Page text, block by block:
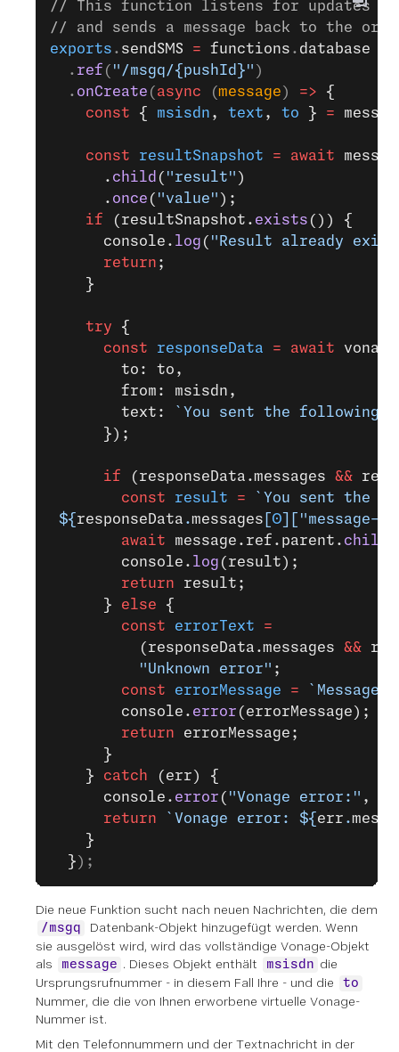
// This function listens for updates to
// and sends a message back to the
exports . sendSMS = functions . database
  .
ref ( "/msgq/{pushId}" )
  .
onCreate ( async (message ) => {
    const
{ msisdn , text , to } =
    const
resultSnapshot = await
      .
child ( "result" )
      .
once ( "value" );
    if
(resultSnapshot. exists ()) {
      console.
log ( "Result already
      return
;
    }
    try
{
      const
responseData = await
        to: to,
        from: msisdn,
        text:
`You sent the following
      });
      if
(responseData.messages &&
        const
result = `You sent the
${ responseData .messages 0
"message-
        await
message.ref.parent. child
        console.
log (result);
        return
result;
      }
else {
        const
errorText =
          (responseData.messages
&&
          "Unknown error"
;
        const
errorMessage =
        console.
error (errorMessage);
        return
errorMessage;
      }
    }
catch (err) {
      console.
error ( "Vonage error:" ,
      return
`Vonage error: ${ err .
    }
  }
);
Die neue Funktion sucht nach neuen Nachrichten, die dem
/msgq
Datenbank-Objekt hinzugefügt werden. Wenn
sie ausgelöst wird, wird das vollständige Vonage-Objekt
als
message . Dieses Objekt enthält msisdn die
Ursprungsrufnummer - in diesem Fall Ihre - und die
to
Nummer, die die von Ihnen erworbene virtuelle Vonage-
Nummer ist.
Mit den Telefonnummern und der Textnachricht in der